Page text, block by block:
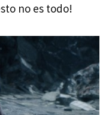
no es todo!